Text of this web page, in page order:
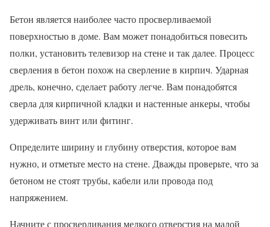
Бетон является наиболее часто просверливаемой
поверхностью в доме. Вам может понадобиться повесить
полки, установить телевизор на стене и так далее. Процесс
сверления в бетон похож на сверление в кирпич. Ударная
дрель, конечно, сделает работу легче. Вам понадобятся
сверла для кирпичной кладки и настенные анкеры, чтобы
удерживать винт или фитинг.
Определите ширину и глубину отверстия, которое вам
нужно, и отметьте место на стене. Дважды проверьте, что за
бетоном не стоят трубы, кабели или провода под
напряжением.
Начните с просверливания мелкого отверстия на малой